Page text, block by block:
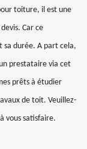
toiture, il est une
Car ce
sa durée. A part cela,
prestataire via cet
prêts à étudier
de toit. Veuillez-
vous satisfaire.